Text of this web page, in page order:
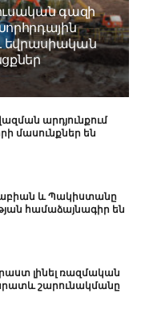
գազի
եվրասիական
արդյունքում
մասունքներ են
և Պակիստանը
համաձայնագիր են
լինել ռազմական
շարունակմանը